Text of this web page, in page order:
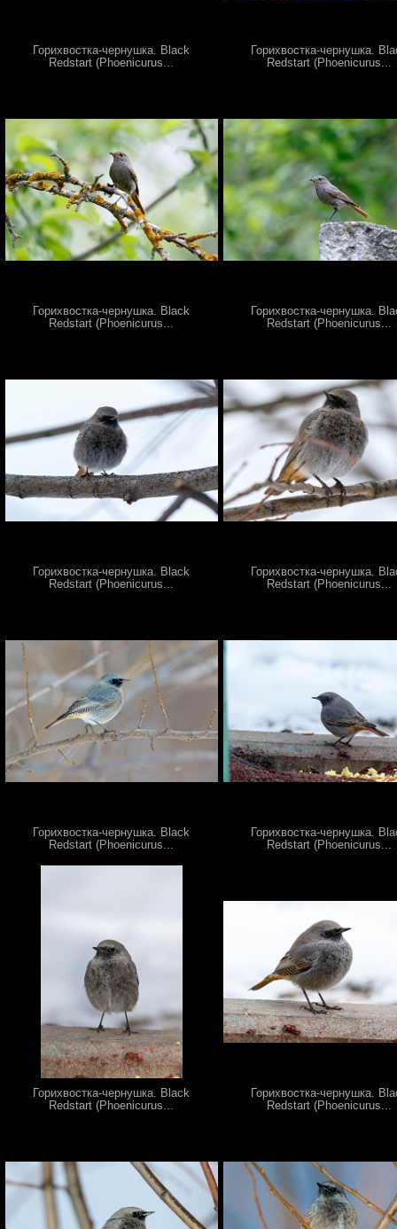
Горихвостка-чернушка. Black
Redstart (Phoenicurus...
Горихвостка-чернушка.
Redstart (Phoenicurus...
Горихвостка-чернушка. Black
Redstart (Phoenicurus...
Горихвостка-чернушка.
Redstart (Phoenicurus...
Горихвостка-чернушка. Black
Redstart (Phoenicurus...
Горихвостка-чернушка.
Redstart (Phoenicurus...
Горихвостка-чернушка. Black
Redstart (Phoenicurus...
Горихвостка-чернушка.
Redstart (Phoenicurus...
Горихвостка-чернушка. Black
Redstart (Phoenicurus...
Горихвостка-чернушка.
Redstart (Phoenicurus...